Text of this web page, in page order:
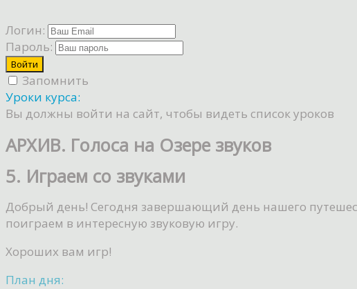
Логин:
Пароль:
Запомнить
Уроки курса:
Вы должны войти на сайт, чтобы видеть список уроков
АРХИВ. Голоса на Озере звуков
5. Играем со звуками
Добрый день! Сегодня завершающий день нашего
поиграем в интересную звуковую игру.
Хороших вам игр!
План дня: